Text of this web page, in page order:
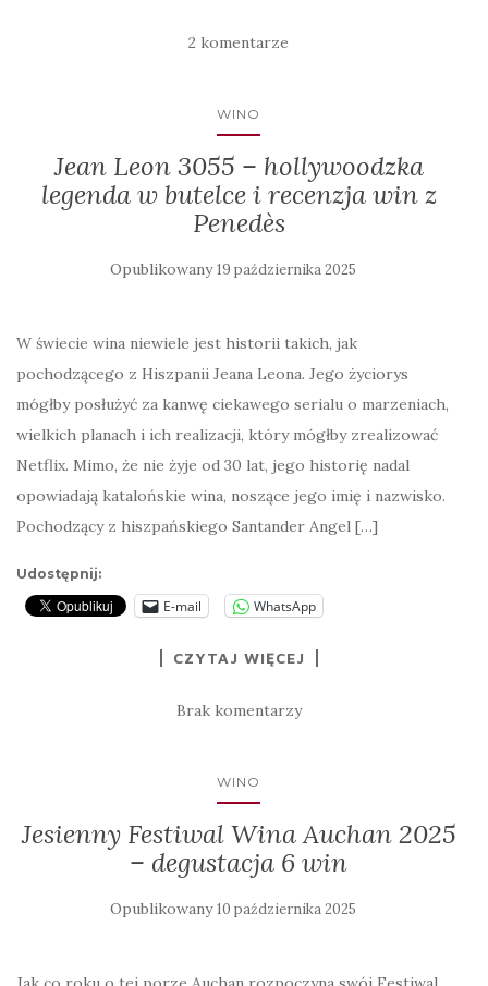
2 komentarze
WINO
Jean Leon 3055 – hollywoodzka
legenda w butelce i recenzja win z
Penedès
Opublikowany19 października 2025
W świecie wina niewiele jest historii takich, jak
pochodzącego z Hiszpanii Jeana Leona. Jego życiorys
mógłby posłużyć za kanwę ciekawego serialu o marzeniach,
wielkich planach i ich realizacji, który mógłby zrealizować
Netflix. Mimo, że nie żyje od 30 lat, jego historię nadal
opowiadają katalońskie wina, noszące jego imię i nazwisko.
Pochodzący z hiszpańskiego Santander Angel […]
Udostępnij:
E-mail WhatsApp
CZYTAJ WIĘCEJ
Brak komentarzy
WINO
Jesienny Festiwal Wina Auchan 2025
– degustacja 6 win
Opublikowany10 października 2025